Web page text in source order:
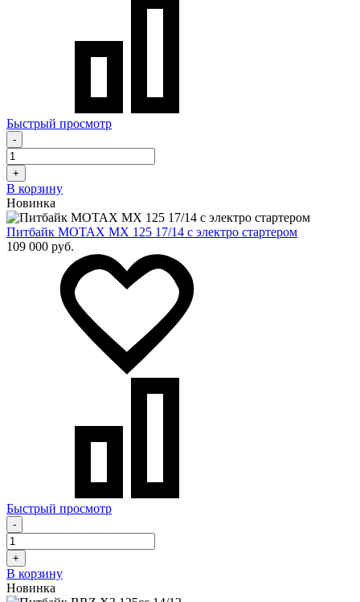
Быстрый просмотр
-
+
В корзину
Новинка
Питбайк MOTAX MX 125 17/14 с электро стартером
109 000 руб.
Быстрый просмотр
-
+
В корзину
Новинка